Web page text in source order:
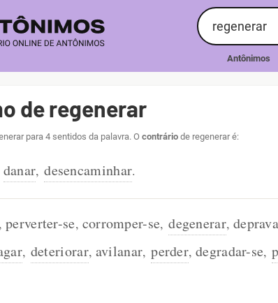
Antônimos
de regenerar
para 4 sentidos da palavra. O contrário de regenerar é:
danar, desencaminhar.
, perverter-se, corromper-se, degenerar,
, deteriorar, avilanar, perder,degradar-se,